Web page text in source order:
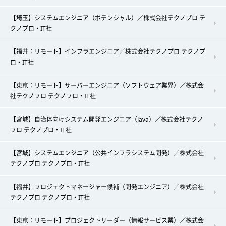
【埼玉】システムエンジニア（ポテンシャル）／株式会社テクノプロ テ
クノプロ・IT社
【福井：リモート】インフラエンジニア／株式会社テクノプロ テクノプ
ロ・IT社
【東京：リモート】サーバーエンジニア（ソフトウェア業界）／株式会
社テクノプロ テクノプロ・IT社
【宮城】自治体向けシステム開発エンジニア（Java）／株式会社テクノ
プロ テクノプロ・IT社
【宮城】システムエンジニア（公共インフラシステム開発）／株式会社
テクノプロ テクノプロ・IT社
【福井】プロジェクトマネージャー候補（開発エンジニア）／株式会社
テクノプロ テクノプロ・IT社
【東京：リモート】プロジェクトリーダー（情報サービス業）／株式会